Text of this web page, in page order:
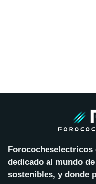
dedicado al mundo
sostenibles, y donde